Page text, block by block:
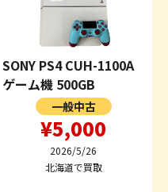
SONY PS4 CUH-1100A
ゲーム機 500GB
一般中古
¥5,000
2026/5/26
北海道で買取